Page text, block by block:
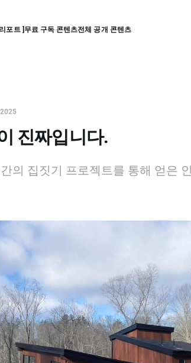
포트 ] 무료 구독 콘텐츠전체 공개 콘텐츠
진짜입니다.
의 집짓기 프로젝트를 통해 얻은